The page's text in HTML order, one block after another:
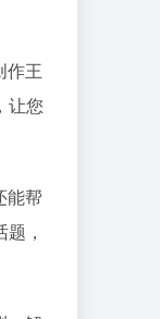
作王
让您
能帮
，